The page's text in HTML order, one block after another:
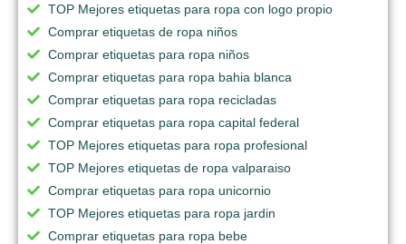
TOP Mejores etiquetas para ropa con logo propio
Comprar etiquetas de ropa niños
Comprar etiquetas para ropa niños
Comprar etiquetas para ropa bahia blanca
Comprar etiquetas para ropa recicladas
Comprar etiquetas para ropa capital federal
TOP Mejores etiquetas para ropa profesional
TOP Mejores etiquetas de ropa valparaiso
Comprar etiquetas para ropa unicornio
TOP Mejores etiquetas para ropa jardin
Comprar etiquetas para ropa bebe